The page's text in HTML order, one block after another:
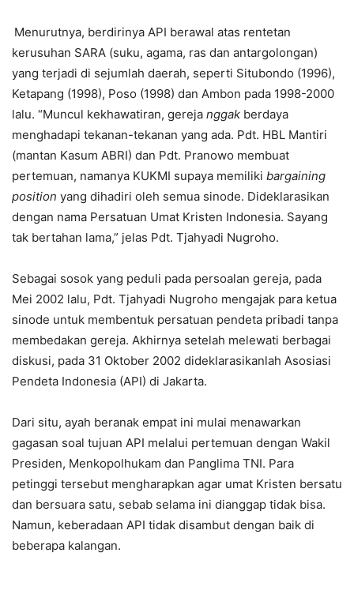
Menurutnya, berdirinya API berawal atas rentetan
kerusuhan SARA (suku, agama, ras dan antargolongan)
yang terjadi di sejumlah daerah, seperti Situbondo (1996),
Ketapang (1998), Poso (1998) dan Ambon pada 1998-2000
lalu. “Muncul kekhawatiran, gereja nggak berdaya
menghadapi tekanan-tekanan yang ada. Pdt. HBL Mantiri
(mantan Kasum ABRI) dan Pdt. Pranowo membuat
pertemuan, namanya KUKMI supaya memiliki bargaining
position yang dihadiri oleh semua sinode. Dideklarasikan
dengan nama Persatuan Umat Kristen Indonesia. Sayang
tak bertahan lama,” jelas Pdt. Tjahyadi Nugroho.
Sebagai sosok yang peduli pada persoalan gereja, pada
Mei 2002 lalu, Pdt. Tjahyadi Nugroho mengajak para ketua
sinode untuk membentuk persatuan pendeta pribadi tanpa
membedakan gereja. Akhirnya setelah melewati berbagai
diskusi, pada 31 Oktober 2002 dideklarasikanlah Asosiasi
Pendeta Indonesia (API) di Jakarta.
Dari situ, ayah beranak empat ini mulai menawarkan
gagasan soal tujuan API melalui pertemuan dengan Wakil
Presiden, Menkopolhukam dan Panglima TNI. Para
petinggi tersebut mengharapkan agar umat Kristen bersatu
dan bersuara satu, sebab selama ini dianggap tidak bisa.
Namun, keberadaan API tidak disambut dengan baik di
beberapa kalangan.